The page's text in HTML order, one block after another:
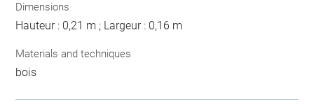
Dimensions
Hauteur : 0,21 m ; Largeur : 0,16 m
Materials and techniques
bois